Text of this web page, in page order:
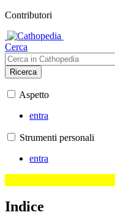
Contributori
Cerca
Ricerca
Aspetto
entra
Strumenti personali
entra
Indice